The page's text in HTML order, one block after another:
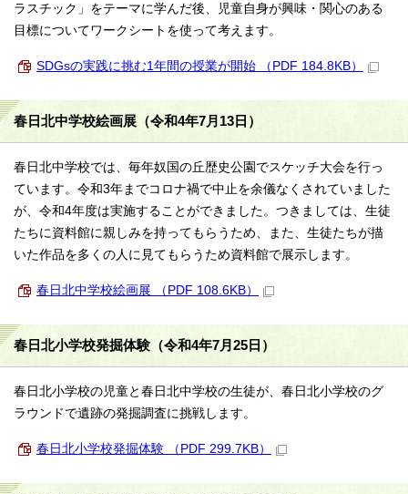
ラスチック」をテーマに学んだ後、児童自身が興味・関心のある
目標についてワークシートを使って考えます。
SDGsの実践に挑む1年間の授業が開始 （PDF 184.8KB）
春日北中学校絵画展（令和4年7月13日）
春日北中学校では、毎年奴国の丘歴史公園でスケッチ大会を行っ
ています。令和3年までコロナ禍で中止を余儀なくされていました
が、令和4年度は実施することができました。つきましては、生徒
たちに資料館に親しみを持ってもらうため、また、生徒たちが描
いた作品を多くの人に見てもらうため資料館で展示します。
春日北中学校絵画展 （PDF 108.6KB）
春日北小学校発掘体験（令和4年7月25日）
春日北小学校の児童と春日北中学校の生徒が、春日北小学校のグ
ラウンドで遺跡の発掘調査に挑戦します。
春日北小学校発掘体験 （PDF 299.7KB）